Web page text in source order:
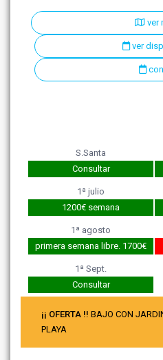
ver
ver
S.Santa
Consultar
1ª julio
1200€ semana
1ª agosto
primera semana libre. 1700€
1ª Sept.
Consultar
¡¡ OFERTA !! BAJO CON
PLAYA